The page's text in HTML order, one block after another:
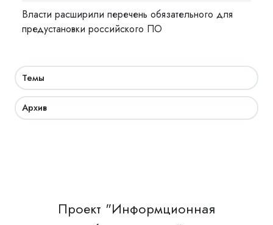
Власти расширили перечень обязательного для
предустановки российского ПО
Темы
Архив
Проект "Информционная